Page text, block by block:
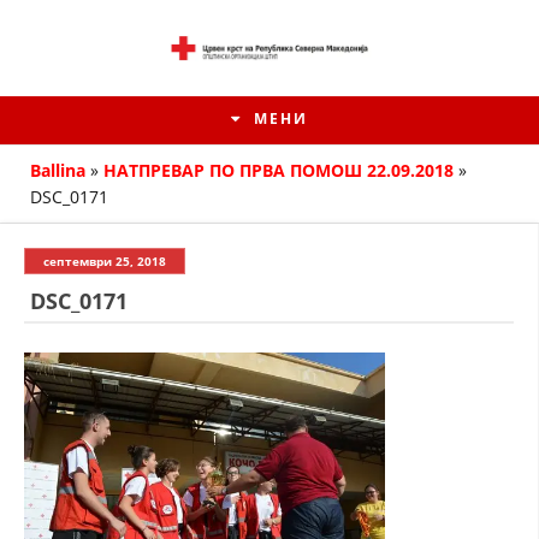
МЕНИ
ИСТОРИЈАТ НА ЦКРМ
ИСТОРИЈАТ НА ДВИЖЕЊЕТО
Ballina » НАТПРЕВАР ПО ПРВА ПОМОШ 22.09.2018 »
DSC_0171
септември 25, 2018
DSC_0171